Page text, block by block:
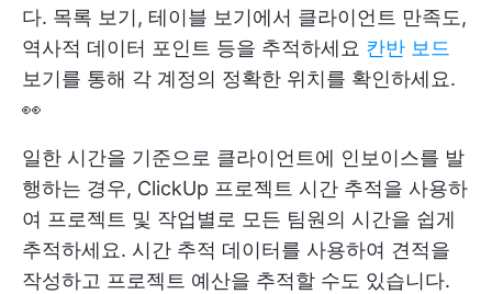
다. 목록 보기, 테이블 보기에서 클라이언트 만족도,
역사적 데이터 포인트 등을 추적하세요 칸반 보드
보기를 통해 각 계정의 정확한 위치를 확인하세요.
👀
일한 시간을 기준으로 클라이언트에 인보이스를 발
행하는 경우, ClickUp 프로젝트 시간 추적을 사용하
여 프로젝트 및 작업별로 모든 팀원의 시간을 쉽게
추적하세요. 시간 추적 데이터를 사용하여 견적을
작성하고 프로젝트 예산을 추적할 수도 있습니다.